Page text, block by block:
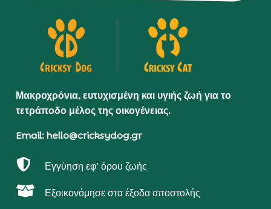
Μακροχρόνια, ευτυχισμένη και υγιής ζωή για το
τετράποδο μέλος της οικογένειας.
Email: hello@cricksydog.gr
 Εγγύηση εφ’ όρου ζωής
 Εξοικονόμησε στα έξοδα αποστολής